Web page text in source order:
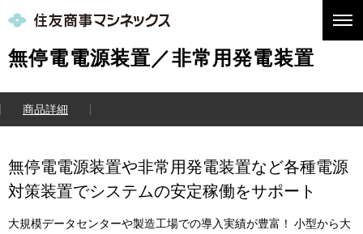
無停電電源装置／非常用発電装置
商品詳細
無停電電源装置や非常用発電装置など各種電源
対策装置でシステムの安定稼働をサポート
大規模データセンターや製造工場での導入実績が豊富！ 小型から大